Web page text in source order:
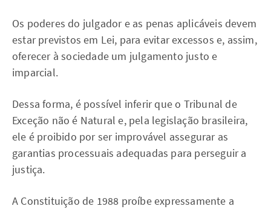
Os poderes do julgador e as penas aplicáveis devem
estar previstos em Lei, para evitar excessos e, assim,
oferecer à sociedade um julgamento justo e
imparcial.
Dessa forma, é possível inferir que o Tribunal de
Exceção não é Natural e, pela legislação brasileira,
ele é proibido por ser improvável assegurar as
garantias processuais adequadas para perseguir a
justiça.
A Constituição de 1988 proíbe expressamente a